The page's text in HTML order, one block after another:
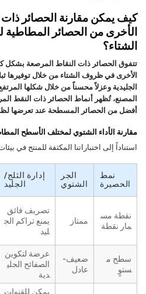
كيف يمكن مقارنة الحصائر ذات
الأخرى من الحصائر
الشتاء؟
تتفوق الحصائر ذات النقاط المرصعة بشكل
الأخرى في ظروف الشتاء من خلال توفيرها
الجليدية وعزلاً محسناً من خلال شكلها
أفضل من الحصائر المسطحة عند تعرضها
مقارنة الأداء الشتوي لمختلف الأسطح
استناداً إلى اختباراتنا المكثفة للمنتج في
نمط
الحصيرة
الجر
الشتوي
إدارة الثلج/
الجليد
نقطة مس
مار نقطة
ممتاز
تصريف فائق
يمنع تراكم الج
ليد
سطح م
ستوٍ
ضعيف-
عادل
عرضة لتكوين
الصفائح الجلي
دية
يمكن للقنوات